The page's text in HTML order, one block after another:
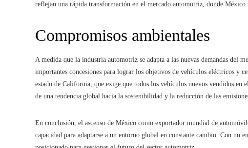
reflejan una rápida transformación en el mercado automotriz, donde México
Compromisos ambientales
A medida que la industria automotriz se adapta a las nuevas demandas del
importantes concesiones para lograr los objetivos de vehículos eléctricos y
estado de California, que exige que todos los vehículos nuevos vendidos en
de una tendencia global hacia la sostenibilidad y la reducción de las
En conclusión, el ascenso de México como exportador mundial de
capacidad para adaptarse a un entorno global en constante cambio. Con